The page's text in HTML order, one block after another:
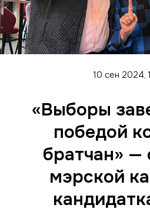
10 сен 2024,
«Выборы
победой
братчан» —
мэрской